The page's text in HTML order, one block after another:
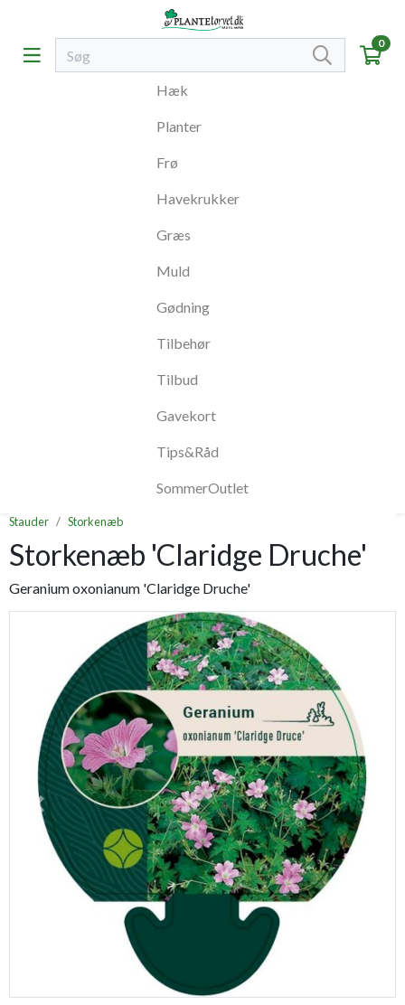
0
Hæk
Planter
Frø
Havekrukker
Græs
Muld
Gødning
Tilbehør
Tilbud
Gavekort
Tips&Råd
SommerOutlet
Stauder Storkenæb
Storkenæb 'Claridge Druche'
Geranium oxonianum 'Claridge Druche'
Previous